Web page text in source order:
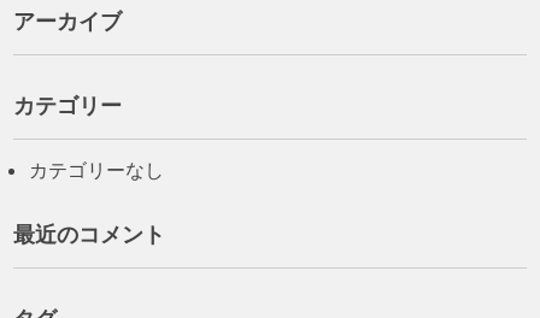
アーカイブ
カテゴリー
カテゴリーなし
最近のコメント